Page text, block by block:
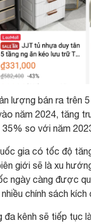
lượng bán ra trên
năm 2024, tăng
so với năm
gia có tốc độ
giới sẽ là xu
ngày càng được
chính sách
đa kênh sẽ tiếp tục